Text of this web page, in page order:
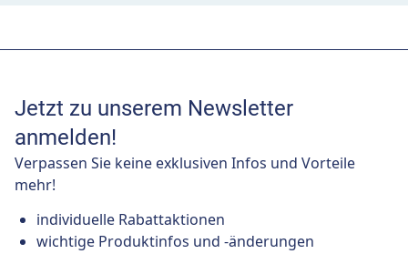
Jetzt zu unserem Newsletter
anmelden!
Verpassen Sie keine exklusiven Infos und Vorteile
mehr!
individuelle Rabattaktionen
wichtige Produktinfos und -änderungen